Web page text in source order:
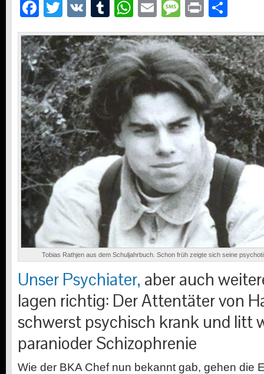
Facebook
Twitter
VK Tumblr
WhatsApp
EmailMessage
Print
Tobias Rathjen aus dem Schuljahrbuch. Schon früh zeigte sich seine
Unser Psychiater, aber auch
lagen richtig: Der Attentäter von
schwerst psychisch krank und litt
paranioder Schizophrenie
Wie der BKA Chef nun bekannt gab, gehen die